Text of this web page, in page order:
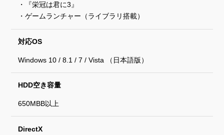
・『栄冠は君に3』
・ゲームランチャー（ライブラリ搭載）
対応OS
Windows 10 / 8.1 / 7 / Vista （日本語版）
HDD空き容量
650MBB以上
DirectX